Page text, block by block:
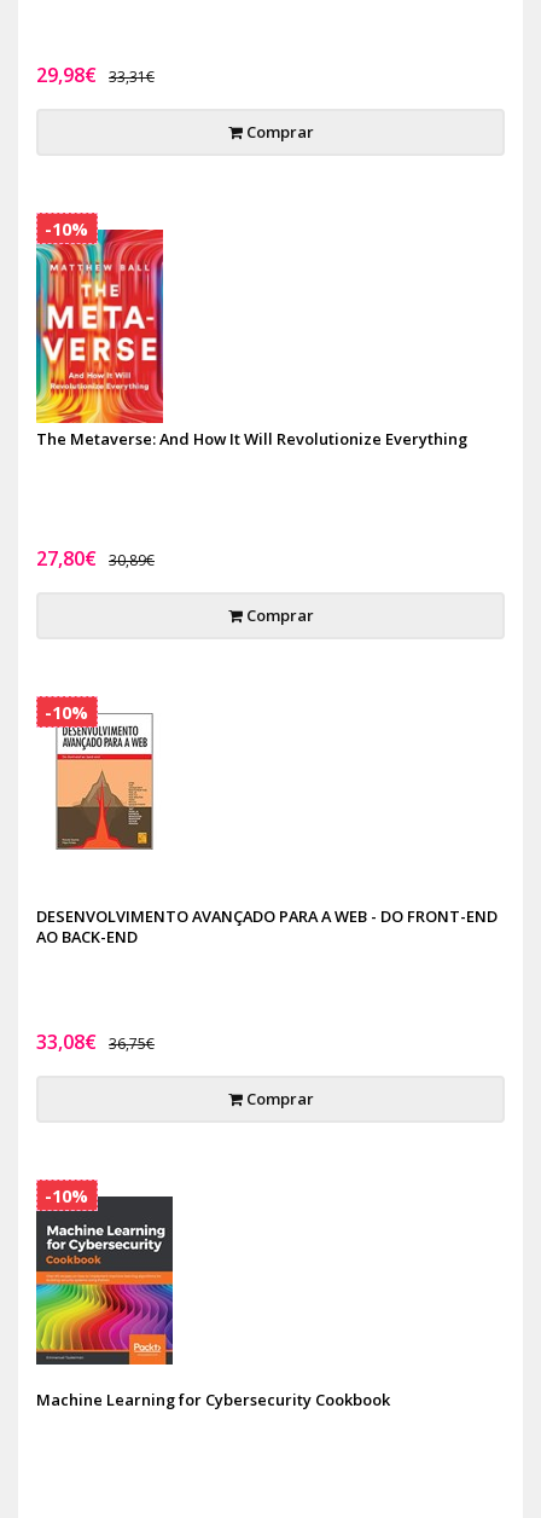
29,98€ 33,31€
Comprar
The Metaverse: And How It Will Revolutionize Everything
27,80€ 30,89€
Comprar
-10%
DESENVOLVIMENTO AVANÇADO PARA A WEB - DO FRONT-END
AO BACK-END
33,08€ 36,75€
Comprar
-10%
Machine Learning for Cybersecurity Cookbook
-10%